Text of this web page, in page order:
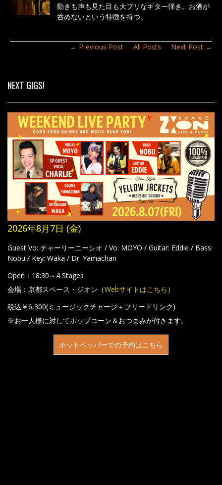
o
動きも声も見た目も大ブリなギター弾き。お酒が
呑めないという特徴を持つ。
← Previous Post All Posts Next Post →
NEXT GIGS!
2026年8月7日 (金)
Guest Vo: チャーリーニーシオ / Vo: MOYO / Guitar: Eddie / Bass:
Nobu / Key: Waka / Dr: Yamachan
Open：18:30～4 Stages
会場：京都スペース・ジオン（Webサイトはこちら ）
税込￥6,300(ミュージックチャージ＋フリードリンク)
※お一人様に対してポップコーン＆おつまみが付きます。
ホットペッパーでの予約はこちら